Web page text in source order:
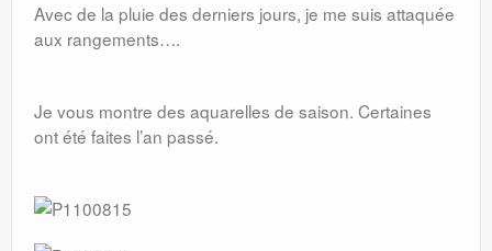
Avec de la pluie des derniers jours, je me suis attaquée
aux rangements….
Je vous montre des aquarelles de saison. Certaines
ont été faites l’an passé.